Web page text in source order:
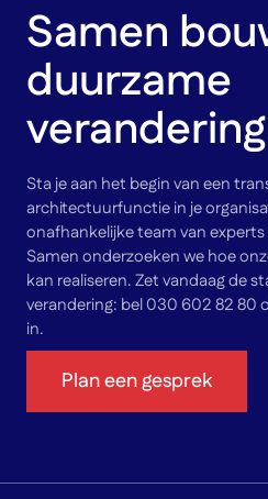
Samen
duurzame
verandering
Sta je aan het begin van een
architectuurfunctie in je
onafhankelijke team van
Samen onderzoeken we hoe
kan realiseren. Zet vandaag de
verandering: bel 030 602 82 80
in.
Plan een gesprek